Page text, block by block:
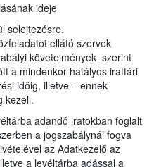
ideje
selejtezésre.
ellátó szervek
követelmények szerint
a mindenkor hatályos irattári
időig, illetve – ennek
kezeli.
adandó iratokban foglalt
a jogszabálynál fogva
az Adatkezelő az
a levéltárba adással a